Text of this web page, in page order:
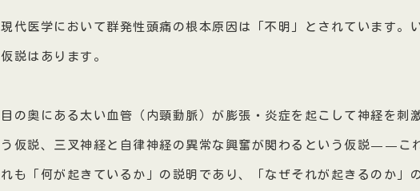
現代医学において群発性頭痛の根本原因は「不明」とされています。
仮説はあります。
目の奥にある太い血管（内頸動脈）が膨張・炎症を起こして神経を刺
う仮説、三叉神経と自律神経の異常な興奮が関わるという仮説——こ
れも「何が起きているか」の説明であり、「なぜそれが起きるのか」